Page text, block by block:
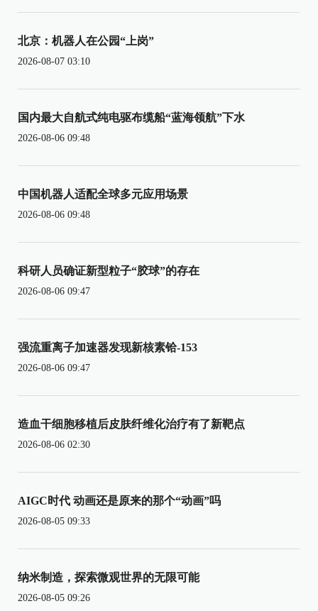
北京：机器人在公园“上岗”
2026-08-07 03:10
国内最大自航式纯电驱布缆船“蓝海领航”下水
2026-08-06 09:48
中国机器人适配全球多元应用场景
2026-08-06 09:48
科研人员确证新型粒子“胶球”的存在
2026-08-06 09:47
强流重离子加速器发现新核素铪-153
2026-08-06 09:47
造血干细胞移植后皮肤纤维化治疗有了新靶点
2026-08-06 02:30
AIGC时代 动画还是原来的那个“动画”吗
2026-08-05 09:33
纳米制造，探索微观世界的无限可能
2026-08-05 09:26